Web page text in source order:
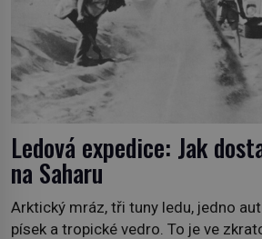
Ledová expedice: Jak
na Saharu
Arktický mráz, tři tuny ledu, jedno
písek a tropické vedro. To je ve